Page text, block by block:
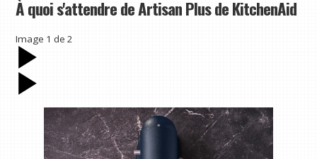
À quoi s'attendre de Artisan Plus de KitchenAid
Image 1 de2